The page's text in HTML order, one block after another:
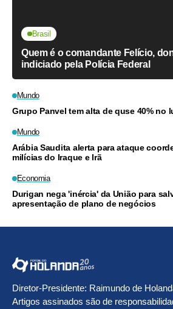
Brasil
Quem é o comandante Felício,
indiciado pela Polícia Federal
Mundo
Grupo Panvel tem alta de quse 40% no
Mundo
Arábia Saudita alerta para ataque
milícias do Iraque e Irã
Economia
Durigan nega 'inércia' da União para
apresentação de plano de negócios
Diretor-Presidente: Raimundo de
Artigos assinados são de